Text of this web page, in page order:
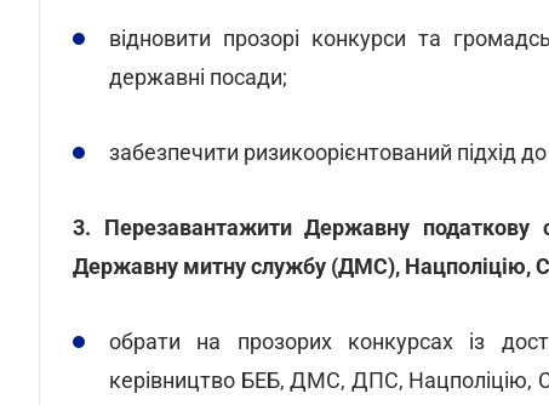
відновити прозорі конкурси та
державні посади;
забезпечити ризикоорієнтований підхід
3. Перезавантажити Державну
Державну митну службу (ДМС), Нацполіцію,
обрати на прозорих конкурсах із
керівництво БЕБ, ДМС, ДПС, Нацполіцію,